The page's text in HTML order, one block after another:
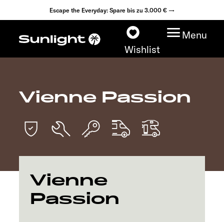
Escape the Everyday: Spare bis zu 3.000 € →
Wishlist
Menu
Modelle
Konfigurator
Fahrzeugfinder
Fahrzeugbörse
Vienne Passion
Vienne
Passion